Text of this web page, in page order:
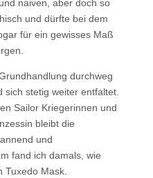
naiven, aber doch so
und dürfte bei dem
für ein gewisses Maß
durchweg
sich stetig weiter entfaltet.
Sailor Kriegerinnen und
bleibt die
und
fand ich damals, wie
Tuxedo Mask.